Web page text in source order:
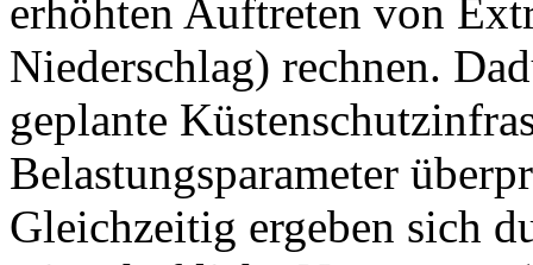
erhöhten Auftreten von
Niederschlag) rechnen.
geplante
Belastungsparameter
Gleichzeitig ergeben sich